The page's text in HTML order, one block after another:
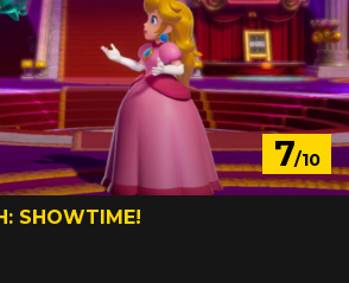
7/10
SHOWTIME!